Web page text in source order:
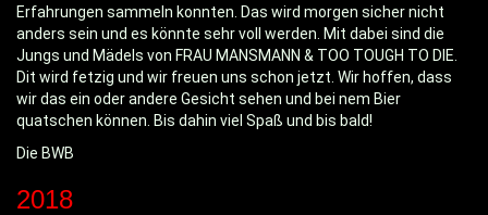
Erfahrungen sammeln konnten. Das wird morgen sicher nicht
anders sein und es könnte sehr voll werden. Mit dabei sind die
Jungs und Mädels von FRAU MANSMANN & TOO TOUGH TO DIE.
Dit wird fetzig und wir freuen uns schon jetzt. Wir hoffen, dass
wir das ein oder andere Gesicht sehen und bei nem Bier
quatschen können. Bis dahin viel Spaß und bis bald!
Die BWB
2018